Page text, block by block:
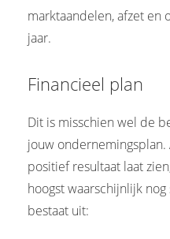
marktaandelen, afzet en
jaar.
Financieel plan
Dit is misschien wel de
jouw
positief resultaat laat
hoogst waarschijnlijk
bestaat uit: